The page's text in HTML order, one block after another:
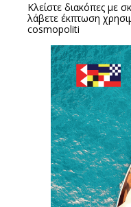
Κλείστε διακόπες με
λάβετε έκπτωση
cosmopoliti